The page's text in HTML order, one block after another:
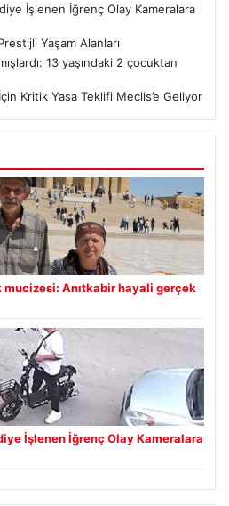
İşlenen İğrenç Olay Kameralara
Yaşam Alanları
13 yaşındaki 2 çocuktan
Kritik Yasa Teklifi Meclis’e Geliyor
mucizesi: Anıtkabir hayali gerçek
İşlenen İğrenç Olay Kameralara